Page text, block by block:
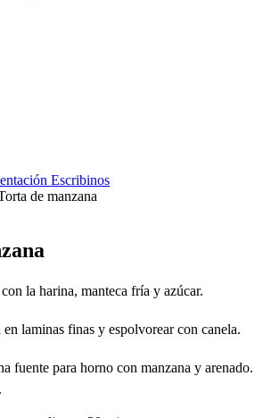
Escribinos
de manzana
la harina, manteca fría y azúcar.
en laminas finas y espolvorear con canela.
fuente para horno con manzana y arenado.